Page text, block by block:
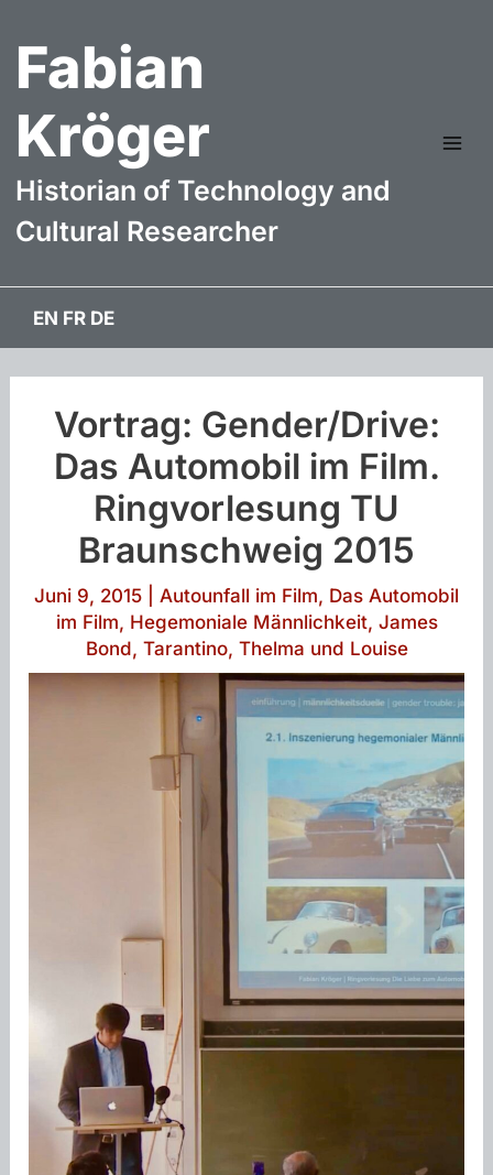
Inhalt
springen
Fabian
Kröger
Historian of Technology and
Cultural Researcher
EN FR DE
Vortrag: Gender/Drive:
Das Automobil im Film.
Ringvorlesung TU
Braunschweig 2015
Juni 9, 2015 Autounfall im Film, Das Automobil
im Film, Hegemoniale Männlichkeit, James
Bond, Tarantino, Thelma und Louise